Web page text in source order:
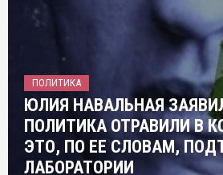
ПОЛИТИКА
ЮЛИЯ НАВАЛЬНАЯ
ПОЛИТИКА ОТРАВИЛИ В
ЭТО, ПО ЕЕ СЛОВАМ,
ЛАБОРАТОРИИ